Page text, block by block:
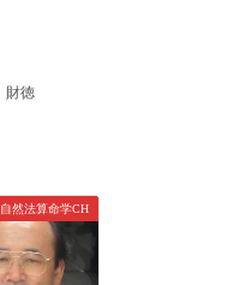
財徳
自然法算命学CH